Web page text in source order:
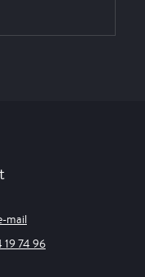
mail
74 96